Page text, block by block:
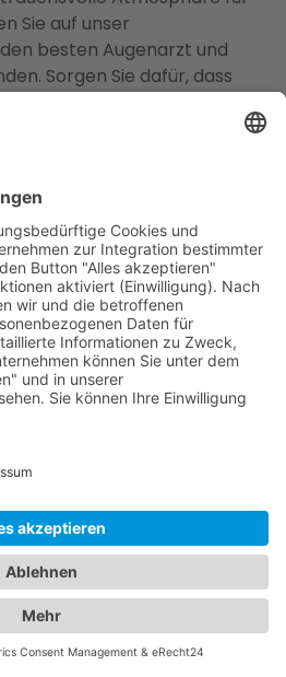
Sie auf unser
besten Augenarzt und
Sorgen Sie dafür, dass
finden!